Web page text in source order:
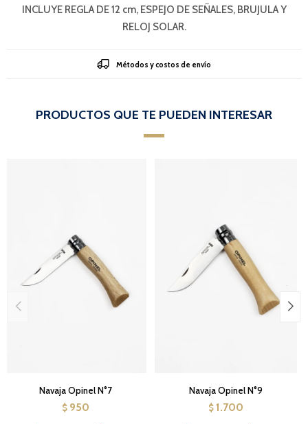
INCLUYE REGLA DE 12 cm, ESPEJO DE SEÑALES, BRUJULA Y
RELOJ SOLAR.
Métodos y costos de envío
PRODUCTOS QUE TE PUEDEN INTERESAR
Navaja Opinel N°7
$ 950
Navaja Opinel N°9
$ 1.700